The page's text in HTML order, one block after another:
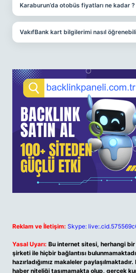
Karaburun’da otobüs fiyatları ne kadar ?
VakıfBank kart bilgilerimi nasıl
Reklam ve İletişim: Skype:
Yasal Uyarı: Bu internet sitesi, herhangi
şirketi ile hiçbir bağlantısı
hazırladığımız makaleler
haber niteliği taşımamakta olup, gerçek